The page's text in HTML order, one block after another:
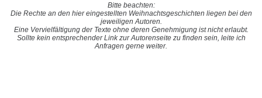
Bitte beachten:
Die Rechte an den hier eingestellten Weihnachtsgeschichten liegen bei den
jeweiligen Autoren.
Eine Vervielfältigung der Texte ohne deren Genehmigung ist nicht erlaubt.
Sollte kein entsprechender Link zur Autorenseite zu finden sein, leite ich
Anfragen gerne weiter.